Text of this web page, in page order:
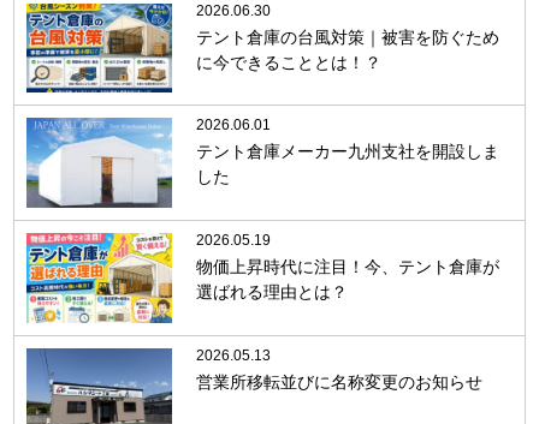
2026.06.30
テント倉庫の台風対策｜被害を防ぐため
に今できることとは！？
2026.06.01
テント倉庫メーカー九州支社を開設しま
した
2026.05.19
物価上昇時代に注目！今、テント倉庫が
選ばれる理由とは？
2026.05.13
営業所移転並びに名称変更のお知らせ